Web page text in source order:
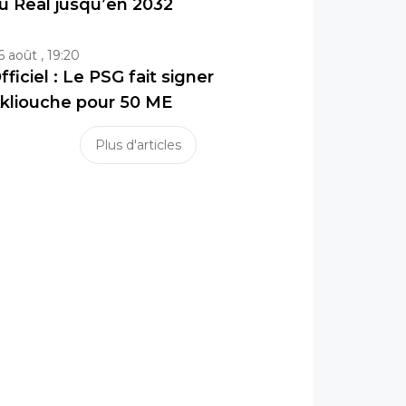
Real jusqu’en 2032
août , 19:20
: Le PSG fait signer
pour 50 ME
Plus d'articles